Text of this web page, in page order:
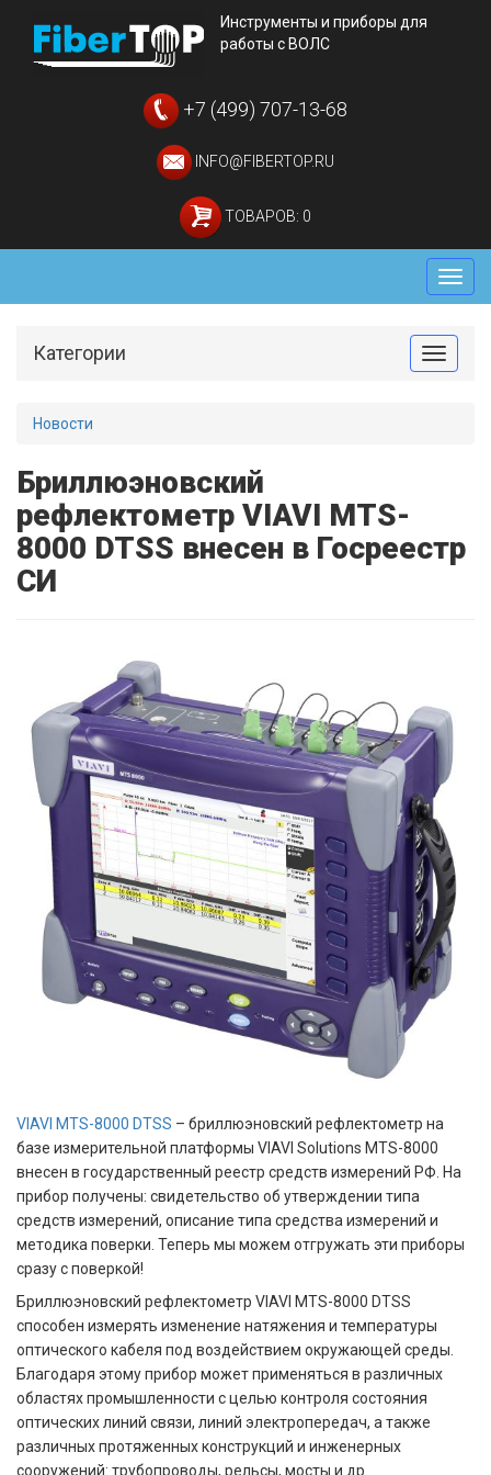
Инструменты и приборы для
работы с ВОЛС
+7 (499) 707-13-68
INFO@FIBERTOP.RU
ТОВАРОВ: 0
Меню
Toggle
Категории
Новости
Бриллюэновский
рефлектометр VIAVI MTS-
8000 DTSS внесен в Госреестр
СИ
VIAVI MTS-8000 DTSS – бриллюэновский рефлектометр на
базе измерительной платформы VIAVI Solutions MTS-8000
внесен в государственный реестр средств измерений РФ. На
прибор получены: свидетельство об утверждении типа
средств измерений, описание типа средства измерений и
методика поверки. Теперь мы можем отгружать эти приборы
сразу с поверкой!
Бриллюэновский рефлектометр VIAVI MTS-8000 DTSS
способен измерять изменение натяжения и температуры
оптического кабеля под воздействием окружающей среды.
Благодаря этому прибор может применяться в различных
областях промышленности с целью контроля состояния
оптических линий связи, линий электропередач, а также
различных протяженных конструкций и инженерных
сооружений: трубопроводы, рельсы, мосты и др.